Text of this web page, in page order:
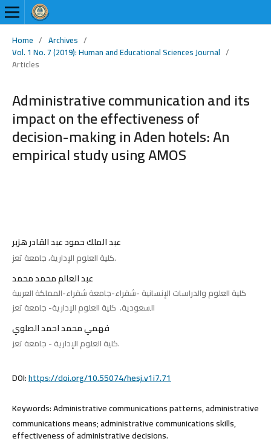
Home / Archives /
Vol. 1 No. 7 (2019): Human and Educational Sciences Journal /
Articles
Administrative communication and its
impact on the effectiveness of
decision-making in Aden hotels: An
empirical study using AMOS
عبد الملك حمود عبد القادر هزبر
كلية العلوم الإدارية، جامعة تعز.
عبد العالم محمد محمد
كلية العلوم والدراسات الإنسانية -شقراء-جامعة شقراء-المملكة العربية
السعودية. كلية العلوم الإدارية- جامعة تعز
فهمي محمد احمد الصلوي
كلية العلوم الإدارية - جامعة تعز.
DOI:https://doi.org/10.55074/hesj.v1i7.71
Keywords:Administrative communications patterns, administrative
communications means; administrative communications skills,
effectiveness of administrative decisions.